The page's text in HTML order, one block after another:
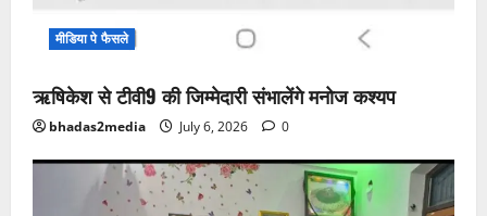
मीडिया पे फैसले
ऋषिकेश से टीवी9 की जिम्मेदारी संभालेंगे मनोज कश्यप
bhadas2media July 6, 2026 0